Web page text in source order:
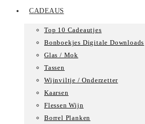
CADEAUS
Top 10 Cadeautjes
Bonboekjes Digitale Downloads
Glas / Mok
Tassen
Wijnviltje / Onderzetter
Kaarsen
Flessen Wijn
Borrel Planken